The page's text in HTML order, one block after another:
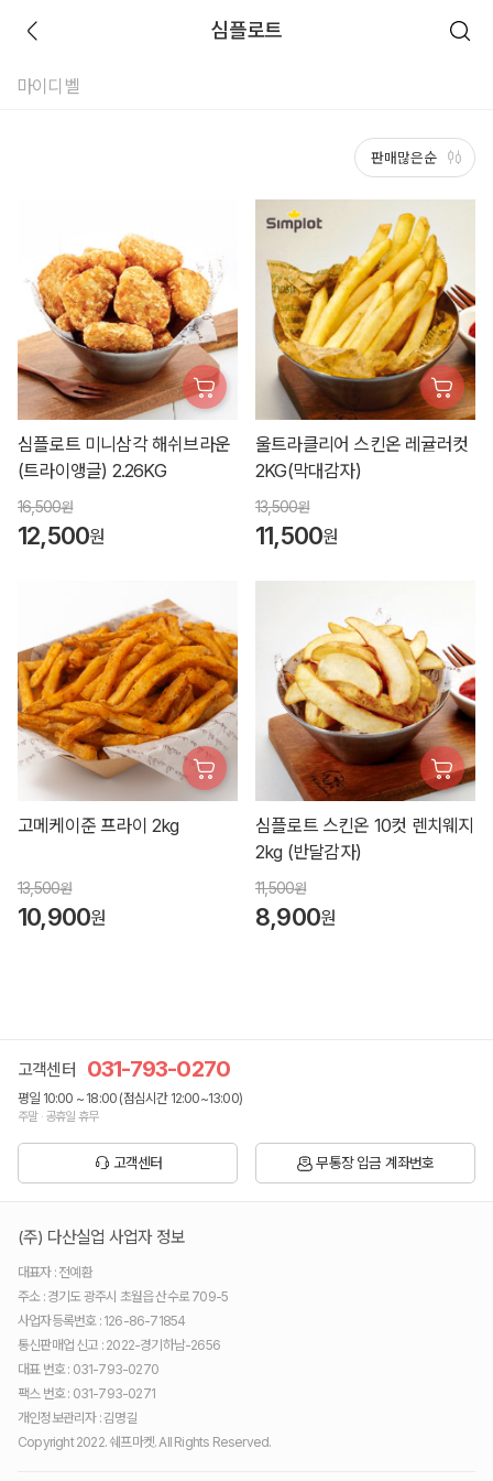
심플로트
마이디벨
심플로트 미니삼각 해쉬브라운
(트라이앵글) 2.26KG
16,500원
12,500원
울트라클리어 스킨온 레귤러컷
2KG(막대감자)
13,500원
11,500원
고메케이준 프라이 2kg
13,500원
10,900원
심플로트 스킨온 10컷 렌치웨지
2kg (반달감자)
11,500원
8,900원
고객센터 031-793-0270
평일 10:00 ~ 18:00 (점심시간 12:00~13:00)
주말 · 공휴일 휴무
고객센터 무통장 입금 계좌번호
(주) 다산실업 사업자 정보
대표자 : 전예환
주소 : 경기도 광주시 초월읍 산수로 709-5
사업자등록번호 : 126-86-71854
통신판매업 신고 : 2022-경기하남-2656
대표 번호 : 031-793-0270
팩스 번호 : 031-793-0271
개인정보관리자 : 김명길
Copyright 2022. 쉐프마켓. All Rights Reserved.